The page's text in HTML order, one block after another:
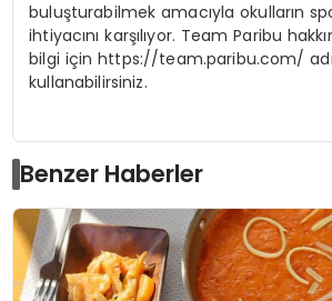
buluşturabilmek amacıyla okulların
ihtiyacını karşılıyor. Team Paribu
bilgi için https://team.paribu.com/
kullanabilirsiniz.
Benzer Haberler